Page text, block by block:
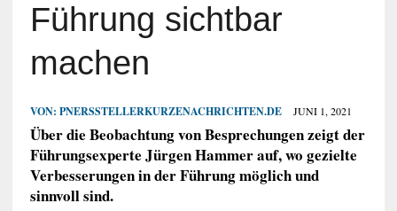
Führung sichtbar
machen
VON: PNERSSTELLERKURZENACHRICHTEN.DE JUNI 1, 2021
Über die Beobachtung von Besprechungen zeigt der
Führungsexperte Jürgen Hammer auf, wo gezielte
Verbesserungen in der Führung möglich und
sinnvoll sind.